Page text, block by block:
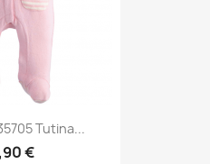
Tutina...
€